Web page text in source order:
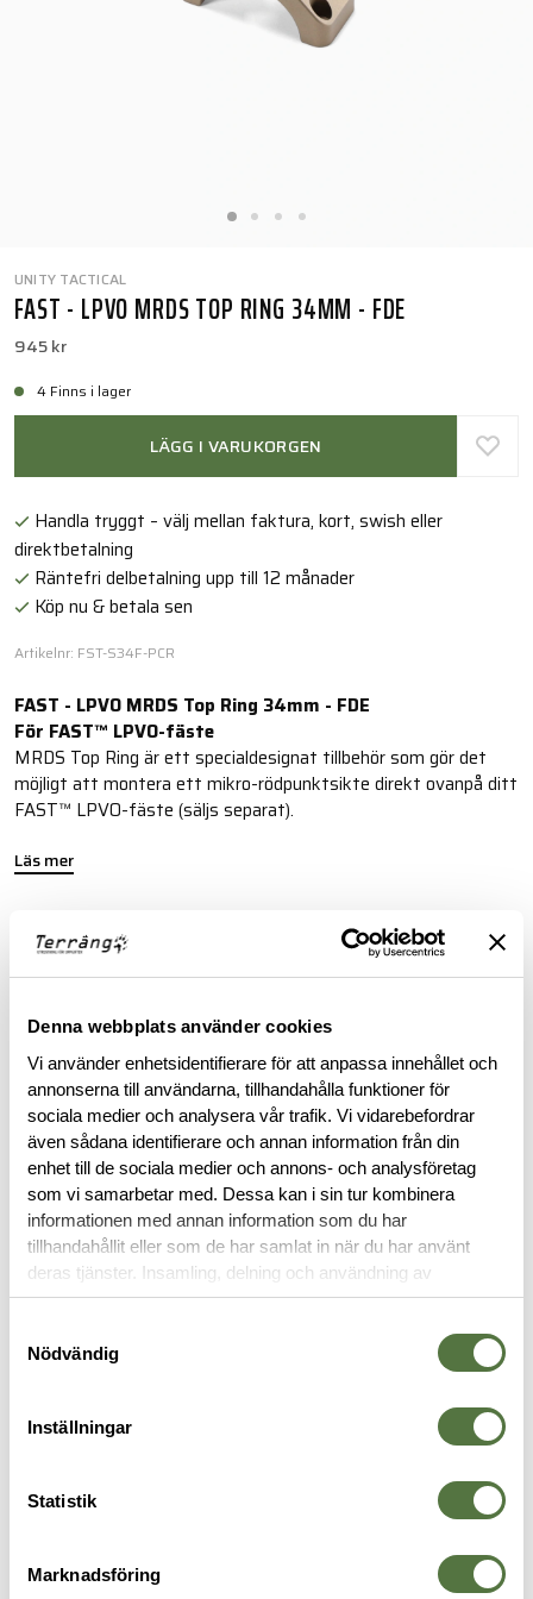
Denna webbplats använder cookies
Vi använder enhetsidentifierare för att anpassa innehållet och
annonserna till användarna, tillhandahålla funktioner för
sociala medier och analysera vår trafik. Vi vidarebefordrar
även sådana identifierare och annan information från din
enhet till de sociala medier och annons- och analysföretag
som vi samarbetar med. Dessa kan i sin tur kombinera
informationen med annan information som du har
tillhandahållit eller som de har samlat in när du har använt
deras tjänster. Insamling, delning och användning av
personuppgifter kan användas för personalisering av
Nödvändig
Inställningar
Statistik
Marknadsföring
UNITY TACTICAL
FAST - LPVO MRDS TOP RING 34MM - FDE
945 kr
4 Finns i lager
LÄGG I VARUKORGEN
Handla tryggt – välj mellan faktura, kort, swish eller
direktbetalning
Räntefri delbetalning upp till 12 månader
Köp nu & betala sen
Artikelnr: FST-S34F-PCR
FAST - LPVO MRDS Top Ring 34mm - FDE
För FAST™ LPVO-fäste
MRDS Top Ring är ett specialdesignat tillbehör som gör det
möjligt att montera ett mikro-rödpunktsikte direkt ovanpå ditt
FAST™ LPVO-fäste (säljs separat).
Läs mer
FINNS I FÖLJANDE FÄRGER
BESKRIVNING
RECENSIONER